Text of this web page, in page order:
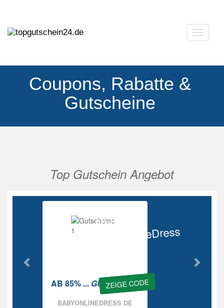
Coupons, Rabatte &
Gutscheine
Top Gutschein Angebot
Ab 85%
BabyOnlineDress
ZEIGE CODE
AB 85% ... GUTSCHEIN
BABYONLINEDRESS DE
Vorherige